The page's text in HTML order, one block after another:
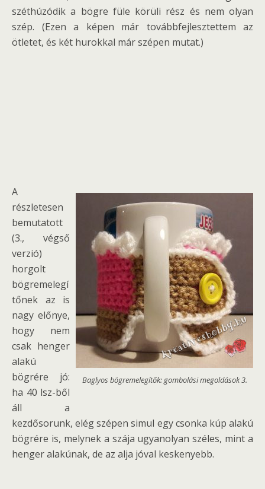
széthúzódik a bögre füle körüli rész és nem olyan
szép. (Ezen a képen már továbbfejlesztettem az
ötletet, és két hurokkal már szépen mutat.)
Baglyos bögremelegítők: gombolási megoldások 3.
A
részletesen
bemutatott
(3., végső
verzió)
horgolt
bögremelegí
tőnek az is
nagy előnye,
hogy nem
csak henger
alakú
bögrére jó:
ha 40 lsz-ből
áll a
kezdősorunk, elég szépen simul egy csonka kúp alakú
bögrére is, melynek a szája ugyanolyan széles, mint a
henger alakúnak, de az alja jóval keskenyebb.